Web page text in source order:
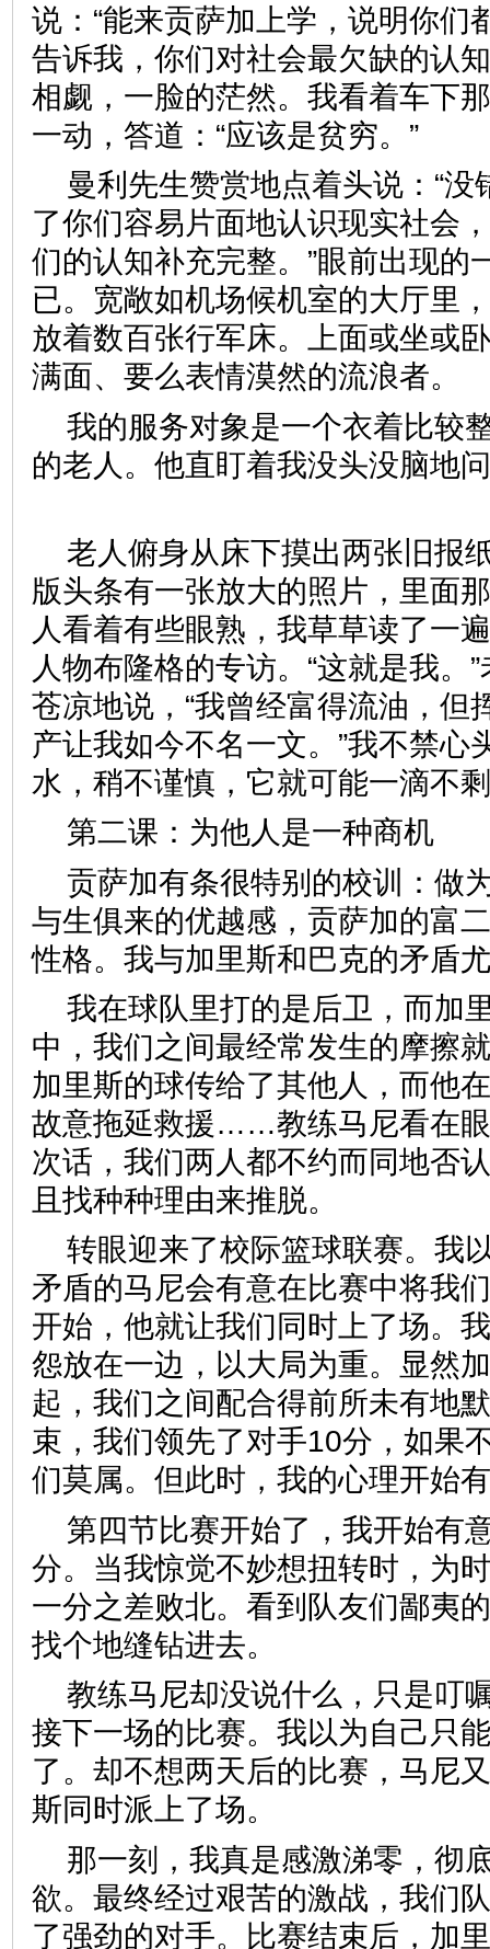
说：“能来贡萨加上学，说明你们
告诉我，你们对社会最欠缺的认
相觑，一脸的茫然。我看着车下
一动，答道：“应该是贫穷。”
曼利先生赞赏地点着头说：“
了你们容易片面地认识现实社会
们的认知补充完整。”眼前出现的
已。宽敞如机场候机室的大厅里
放着数百张行军床。上面或坐或
满面、要么表情漠然的流浪
我的服务对象是一个衣着比较
的老人。他直盯着我没头没脑地
老人俯身从床下摸出两张旧报
版头条有一张放大的照片，里面
人看着有些眼熟，我草草读了一
人物布隆格的专访。“这就是我。
苍凉地说，“我曾经富得流油，但
产让我如今不名一文。”我不禁心
水，稍不谨慎，它就可能一滴不
第二课：为他人是一种商
贡萨加有条很特别的校训：做
与生俱来的优越感，贡萨加的富
性格。我与加里斯和巴克的矛
我在球队里打的是后卫，而加
中，我们之间最经常发生的摩擦
加里斯的球传给了其他人，而他
故意拖延救援……教练马尼看在
次话，我们两人都不约而同地否
且找种种理由来推脱。
转眼迎来了校际篮球联赛。我
矛盾的马尼会有意在比赛中将我
开始，他就让我们同时上了场。
怨放在一边，以大局为重。显然
起，我们之间配合得前所未有地
束，我们领先了对手10分，如果
们莫属。但此时，我的心理开
第四节比赛开始了，我开始有
分。当我惊觉不妙想扭转时，为
一分之差败北。看到队友们鄙夷
找个地缝钻进去。
教练马尼却没说什么，只是叮
接下一场的比赛。我以为自己只
了。却不想两天后的比赛，马尼
斯同时派上了场。
那一刻，我真是感激涕零，彻
欲。最终经过艰苦的激战，我们
了强劲的对手。比赛结束后，加